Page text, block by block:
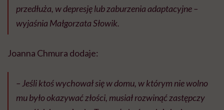
przedłuża, w depresję lub zaburzenia adaptacyjne –
wyjaśnia Małgorzata Słowik.
Joanna Chmura dodaje:
– Jeśli ktoś wychował się w domu, w którym nie wolno
mu było okazywać złości, musiał rozwinąć zastępczy